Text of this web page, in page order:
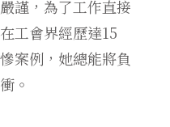
謹，為了工作直接
工會界經歷達15
案例，她總能將負
。